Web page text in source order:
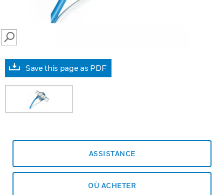
SEARCH
Save this page as PDF
ASSISTANCE
OÙ ACHETER